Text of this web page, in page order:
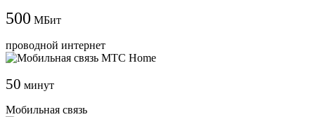
500 МБит
проводной интернет
50 минут
Мобильная связь